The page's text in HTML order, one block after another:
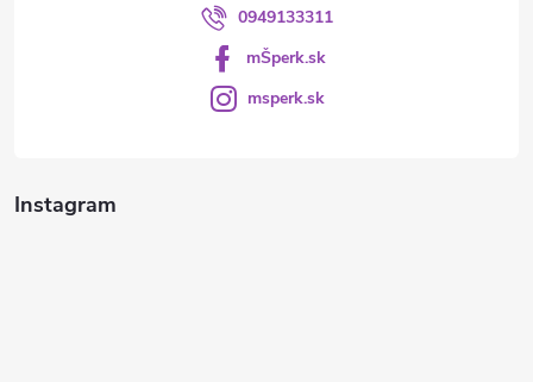
Instagram
0949133311
mŠperk.sk
msperk.sk